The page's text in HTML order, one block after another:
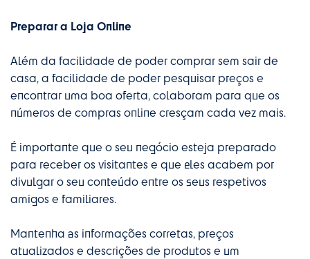
Preparar a Loja Online
Além da facilidade de poder comprar sem sair de
casa, a facilidade de poder pesquisar preços e
encontrar uma boa oferta, colaboram para que os
números de compras online cresçam cada vez mais.
É importante que o seu negócio esteja preparado
para receber os visitantes e que eles acabem por
divulgar o seu conteúdo entre os seus respetivos
amigos e familiares.
Mantenha as informações corretas, preços
atualizados e descrições de produtos e um